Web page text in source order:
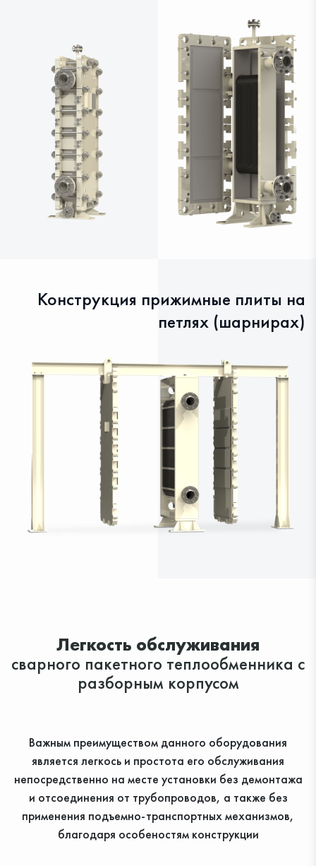
Конструкция прижимные плиты на
петлях (шарнирах)
Легкость обслуживания
сварного пакетного теплообменника с
разборным корпусом
Важным преимуществом данного оборудования
является легкось и простота его обслуживания
непосредственно на месте установки без демонтажа
и отсоединения от трубопроводов, а также без
применения подъемно-транспортных механизмов,
благодаря особеностям конструкции